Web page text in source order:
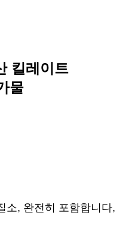
킬레이트
물
소, 완전히 포함합니다,